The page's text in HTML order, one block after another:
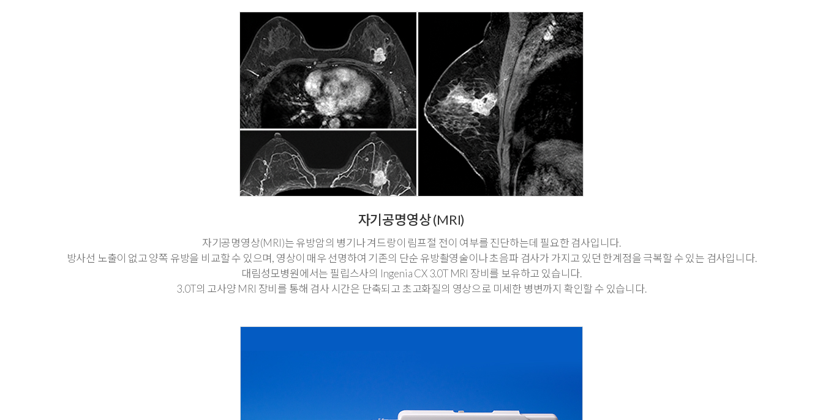
자기공명영상 (MRI)
자기공명영상(MRI)는 유방암의 병기나 겨드랑이 림프절 전이 여부를 진단하는데 필요한 검사입니다.
방사선 노출이 없고 양쪽 유방을 비교할 수 있으며, 영상이 매우 선명하여 기존의 단순 유방촬영술이나 초음파 검사가 가지고 있던 한계점을 극복할 수 있는 검사입니다.
대림성모병원에서는 필립스사의 Ingenia CX 3.0T MRI 장비를 보유하고 있습니다.
3.0T의 고사양 MRI 장비를 통해 검사 시간은 단축되고 초고화질의 영상으로 미세한 병변까지 확인할 수 있습니다.